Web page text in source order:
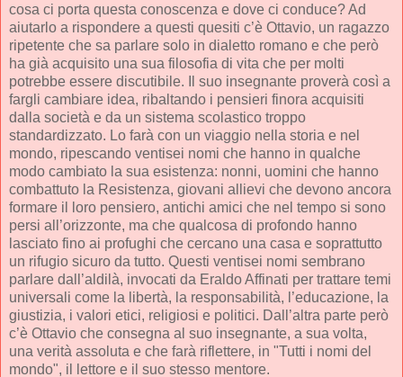
cosa ci porta questa conoscenza e dove ci conduce? Ad
aiutarlo a rispondere a questi quesiti c’è Ottavio, un ragazzo
ripetente che sa parlare solo in dialetto romano e che però
ha già acquisito una sua filosofia di vita che per molti
potrebbe essere discutibile. Il suo insegnante proverà così a
fargli cambiare idea, ribaltando i pensieri finora acquisiti
dalla società e da un sistema scolastico troppo
standardizzato. Lo farà con un viaggio nella storia e nel
mondo, ripescando ventisei nomi che hanno in qualche
modo cambiato la sua esistenza: nonni, uomini che hanno
combattuto la Resistenza, giovani allievi che devono ancora
formare il loro pensiero, antichi amici che nel tempo si sono
persi all’orizzonte, ma che qualcosa di profondo hanno
lasciato fino ai profughi che cercano una casa e soprattutto
un rifugio sicuro da tutto. Questi ventisei nomi sembrano
parlare dall’aldilà, invocati da Eraldo Affinati per trattare temi
universali come la libertà, la responsabilità, l’educazione, la
giustizia, i valori etici, religiosi e politici. Dall’altra parte però
c’è Ottavio che consegna al suo insegnante, a sua volta,
una verità assoluta e che farà riflettere, in "Tutti i nomi del
mondo", il lettore e il suo stesso mentore.